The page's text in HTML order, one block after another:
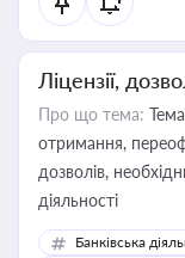
Ліцензії,
Про що тема:
отримання,
дозволів,
діяльності
Банківська